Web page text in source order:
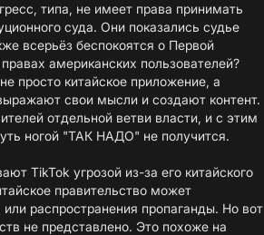
типа, не имеет права принимать
суда. Они показались судье
всерьёз беспокоятся о Первой
американских пользователей?
просто китайское приложение, а
свои мысли и создают контент.
отдельной ветви власти, и с этим
ногой "ТАК НАДО" не получится.
TikTok угрозой из-за его китайского
правительство может
распространения пропаганды. Но вот
не представлено. Это похоже на